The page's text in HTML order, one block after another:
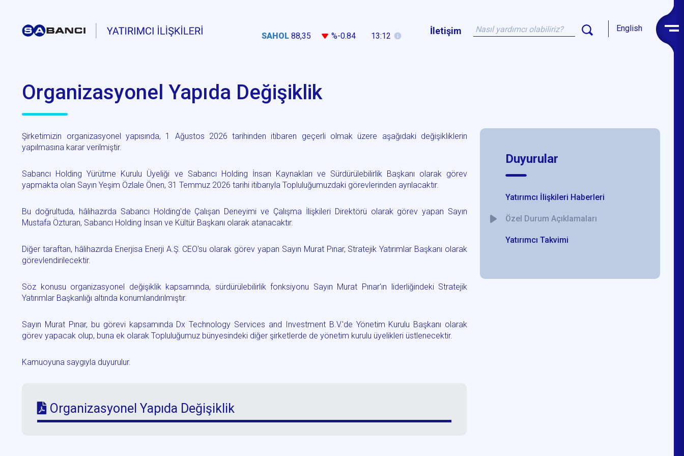
SAHOL 88,35 %-0.84 13:12 İletişim English
Organizasyonel Yapıda Değişiklik
Şirketimizin organizasyonel yapısında, 1 Ağustos 2026 tarihinden itibaren geçerli olmak üzere aşağıdaki değişikliklerin
yapılmasına karar verilmiştir.
Sabancı Holding Yürütme Kurulu Üyeliği ve Sabancı Holding İnsan Kaynakları ve Sürdürülebilirlik Başkanı olarak görev
yapmakta olan Sayın Yeşim Özlale Önen, 31 Temmuz 2026 tarihi itibarıyla Topluluğumuzdaki görevlerinden ayrılacaktır.
Bu doğrultuda, hâlihazırda Sabancı Holding'de Çalışan Deneyimi ve Çalışma İlişkileri Direktörü olarak görev yapan Sayın
Mustafa Özturan, Sabancı Holding İnsan ve Kültür Başkanı olarak atanacaktır.
Diğer taraftan, hâlihazırda Enerjisa Enerji A.Ş. CEO'su olarak görev yapan Sayın Murat Pınar, Stratejik Yatırımlar Başkanı olarak
görevlendirilecektir.
Söz konusu organizasyonel değişiklik kapsamında, sürdürülebilirlik fonksiyonu Sayın Murat Pınar'ın liderliğindeki Stratejik
Yatırımlar Başkanlığı altında konumlandırılmıştır.
Sayın Murat Pınar, bu görevi kapsamında Dx Technology Services and Investment B.V.'de Yönetim Kurulu Başkanı olarak
görev yapacak olup, buna ek olarak Topluluğumuz bünyesindeki diğer şirketlerde de yönetim kurulu üyelikleri üstlenecektir.
Kamuoyuna saygıyla duyurulur.
Organizasyonel Yapıda Değişiklik
Duyurular
Yatırımcı İlişkileri Haberleri
Özel Durum Açıklamaları
Yatırımcı Takvimi